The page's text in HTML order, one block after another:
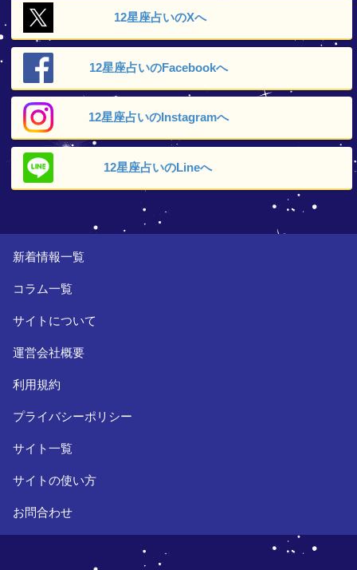
12星座占いのXへ
12星座占いのFacebookへ
12星座占いのInstagramへ
12星座占いのLineへ
新着情報一覧
コラム一覧
サイトについて
運営会社概要
利用規約
プライバシーポリシー
サイト一覧
サイトの使い方
お問合わせ